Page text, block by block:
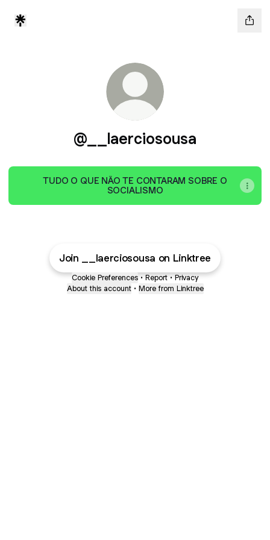
@__laerciosousa
TUDO O QUE NÃO TE CONTARAM SOBRE O
SOCIALISMO
Join __laerciosousa on Linktree
Cookie Preferences • Report • Privacy
About this account • More from Linktree